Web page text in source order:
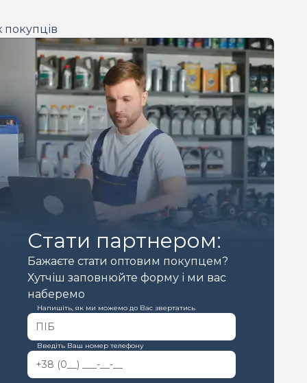
покупців
Стати партнером:
Бажаєте стати оптовим покупцем?
Хутчіш заповнюйте форму і ми вас
наберемо
Напишіть, як ми можемо до Вас звертатись
Введіть Ваш номер телефону